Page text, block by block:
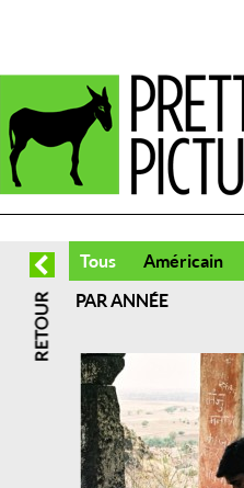
Tous Américain
PAR ANNÉE